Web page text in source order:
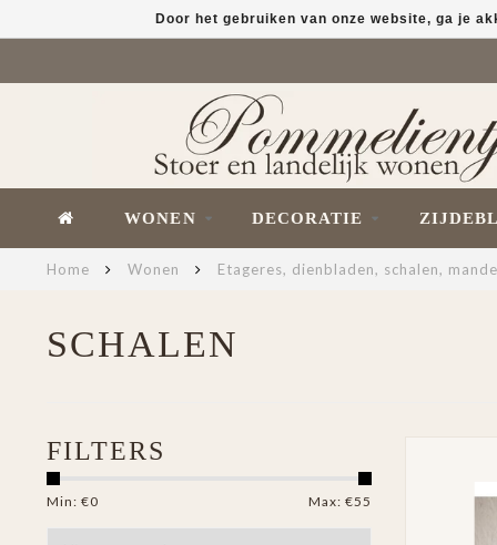
WONEN DECORATIE
Home Wonen Etageres, dienbladen, schalen,
SCHALEN
FILTERS
Min: €0 Max: €55
Door het gebruiken van onze website, ga je